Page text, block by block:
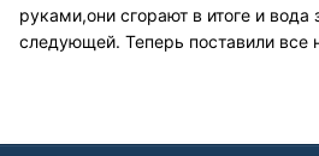
руками,они сгорают в итоге и
следующей. Теперь поставили все